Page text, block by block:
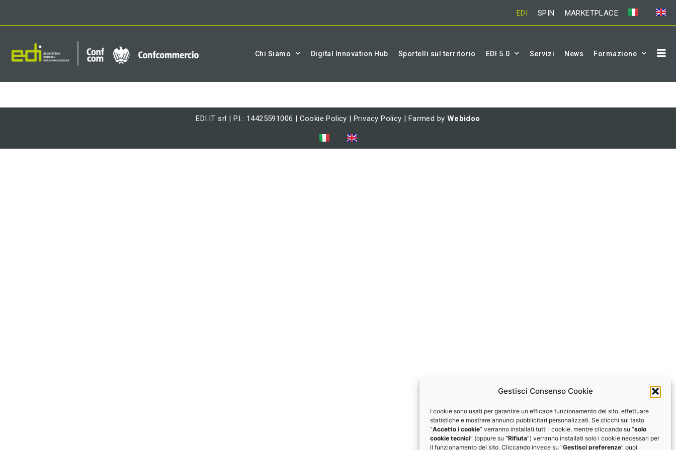
Gestisci Consenso Cookie
I cookie sono usati per garantire un efficace funzionamento del sito, effettuare
statistiche e mostrare annunci pubblicitari personalizzati. Se clicchi sul tasto
“Accetto i cookie” verranno installati tutti i cookie, mentre cliccando su “solo
cookie tecnici” (oppure su “Rifiuta”) verranno installati solo i cookie necessari per
il funzionamento del sito. Cliccando invece su “Gestisci preferenze” puoi
EDI SPIN MARKETPLACE
Chi Siamo Digital Innovation Hub Sportelli sul territorio EDI 5.0 Servizi News Formazione
EDI.IT srl | P.I.: 14425591006 | Cookie Policy | Privacy Policy | Farmed by Webidoo